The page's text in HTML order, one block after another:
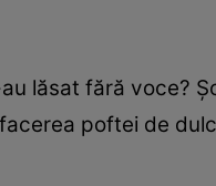
lăsat fără voce?
poftei de